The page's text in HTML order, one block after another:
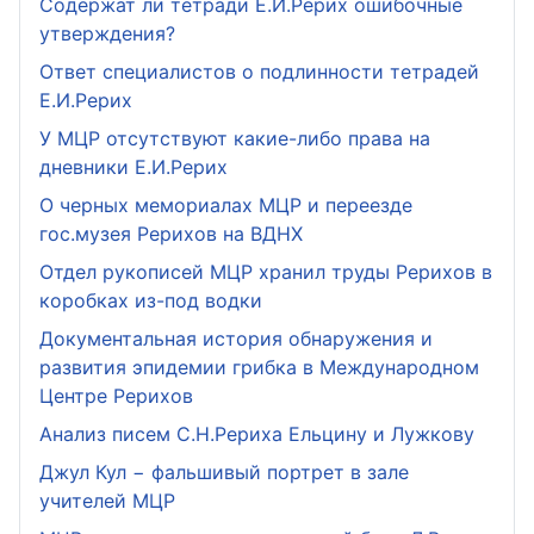
Содержат ли тетради Е.И.Рерих ошибочные
утверждения?
Ответ специалистов о подлинности тетрадей
Е.И.Рерих
У МЦР отсутствуют какие-либо права на
дневники Е.И.Рерих
О черных мемориалах МЦР и переезде
гос.музея Рерихов на ВДНХ
Отдел рукописей МЦР хранил труды Рерихов в
коробках из-под водки
Документальная история обнаружения и
развития эпидемии грибка в Международном
Центре Рерихов
Анализ писем С.Н.Рериха Ельцину и Лужкову
Джул Кул − фальшивый портрет в зале
учителей МЦР